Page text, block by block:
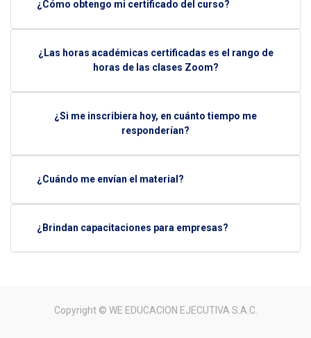
¿Cómo obtengo mi certificado del curso?
¿Las horas académicas certificadas es el rango de
horas de las clases Zoom?
¿Si me inscribiera hoy, en cuánto tiempo me
responderían?
¿Cuándo me envían el material?
¿Brindan capacitaciones para empresas?
Copyright © WE EDUCACION EJECUTIVA S.A.C.